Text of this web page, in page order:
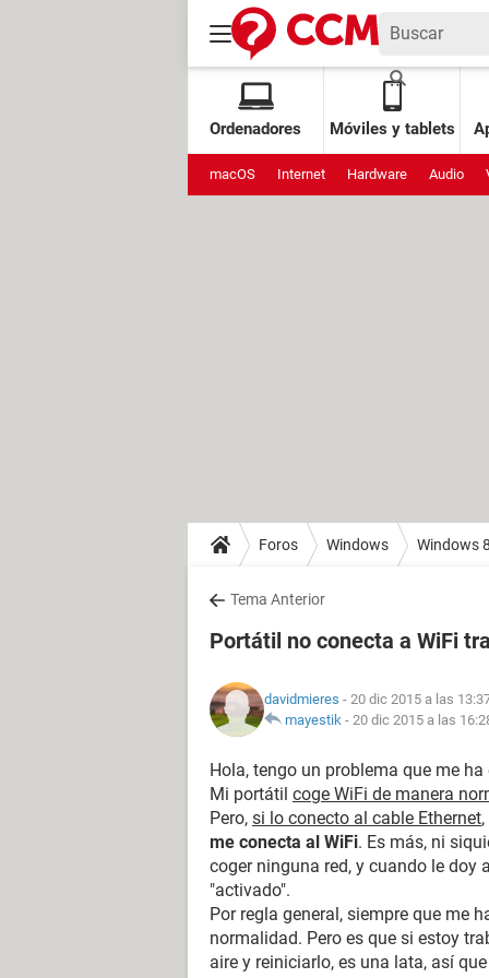
Ordenadores Móviles y tablets
macOS Internet Hardware Audio
Foros Windows Windows
Tema Anterior
Portátil no conecta a WiFi
davidmieres - 20 dic 2015 a las
mayestik - 20 dic 2015 a las
Hola, tengo un problema que me
Mi portátil coge WiFi de manera
Pero, si lo conecto al cable Ethernet
me conecta al WiFi. Es más, ni
coger ninguna red, y cuando le doy
"activado".
Por regla general, siempre que me
normalidad. Pero es que si estoy
aire y reiniciarlo, es una lata, así